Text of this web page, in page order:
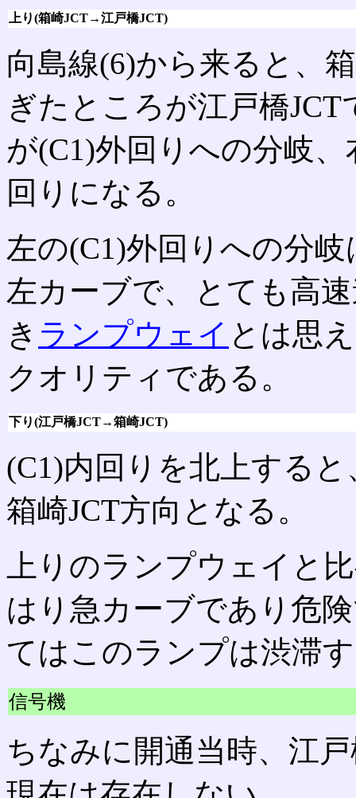
上り(箱崎JCT→江戸橋JCT)
向島線(6)から来ると、
ぎたところが江戸橋
が(C1)外回りへの分岐
回りになる。
左の(C1)外回りへの分
左カーブで、とても高
き ランプウェイ とは思
クオリティである。
下り(江戸橋JCT→箱崎JCT)
(C1)内回りを北上する
箱崎JCT方向となる。
上りのランプウェイと
はり急カーブであり危
てはこのランプは渋滞
信号機
ちなみに開通当時、江